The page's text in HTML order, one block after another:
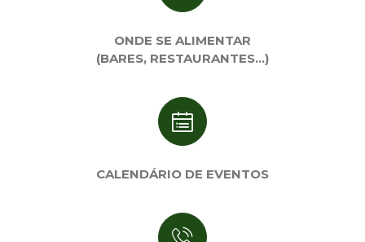
ONDE SE ALIMENTAR
(BARES, RESTAURANTES…)
CALENDÁRIO DE EVENTOS